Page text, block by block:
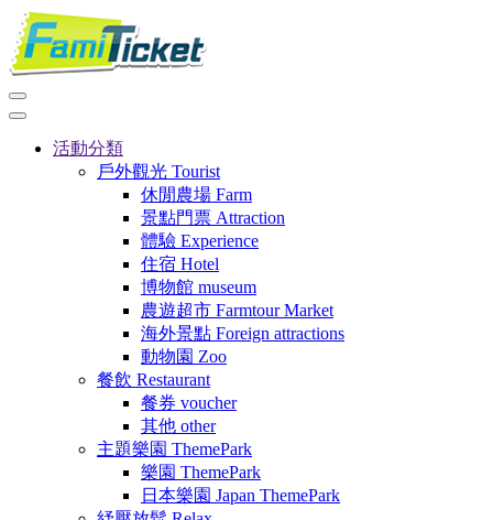
活動分類
戶外觀光 Tourist
休閒農場 Farm
景點門票 Attraction
體驗 Experience
住宿 Hotel
博物館 museum
農遊超市 Farmtour Market
海外景點 Foreign attractions
動物園 Zoo
餐飲 Restaurant
餐券 voucher
其他 other
主題樂園 ThemePark
樂園 ThemePark
日本樂園 Japan ThemePark